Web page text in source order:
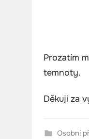
Prozatím
temnoty.
Děkuji za
Osobní